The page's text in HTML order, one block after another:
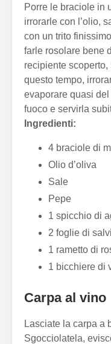
Porre le braciole in
irrorarle con l’olio,
con un trito
farle rosolare bene
recipiente
questo tempo,
evaporare quasi del
fuoco e servirla
Ingredienti:
4 braciole di
Olio d’oliva
Sale
Pepe
1 spicchio di
2 foglie di
1 rametto di
1 bicchiere di
Carpa al vino
Lasciate la carpa a
Sgocciolatela,